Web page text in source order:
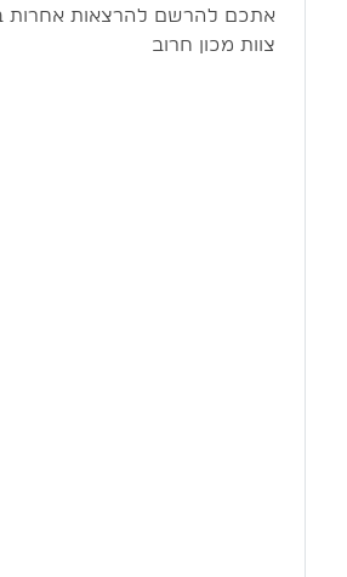
אתכם להרשם להרצאות אחרות
צוות מכון חרוב